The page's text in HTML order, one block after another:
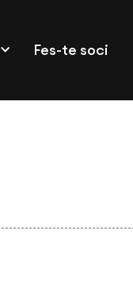
Fes-te soci